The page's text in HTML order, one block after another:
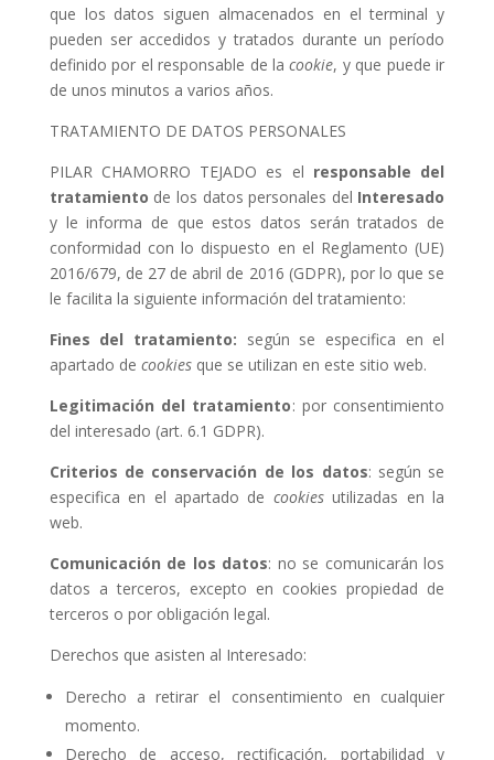
que los datos siguen almacenados en el terminal y
pueden ser accedidos y tratados durante un período
definido por el responsable de lacookie, y que puede ir
de unos minutos a varios años.
TRATAMIENTO DE DATOS PERSONALES
PILAR CHAMORRO TEJADO es el responsable del
tratamiento de los datos personales del Interesado
y le informa de que estos datos serán tratados de
conformidad con lo dispuesto en el Reglamento (UE)
2016/679, de 27 de abril de 2016 (GDPR), por lo que se
le facilita la siguiente información del tratamiento:
Fines del tratamiento: según se especifica en el
apartado de cookies que se utilizan en este sitio web.
Legitimación del tratamiento: por consentimiento
del interesado (art. 6.1 GDPR).
Criterios de conservación de los datos: según se
especifica en el apartado de cookiesutilizadas en la
web.
Comunicación de los datos: no se comunicarán los
datos a terceros, excepto en cookies propiedad de
terceros o por obligación legal.
Derechos que asisten al Interesado:
Derecho a retirar el consentimiento en cualquier
momento.
Derecho de acceso, rectificación, portabilidad y